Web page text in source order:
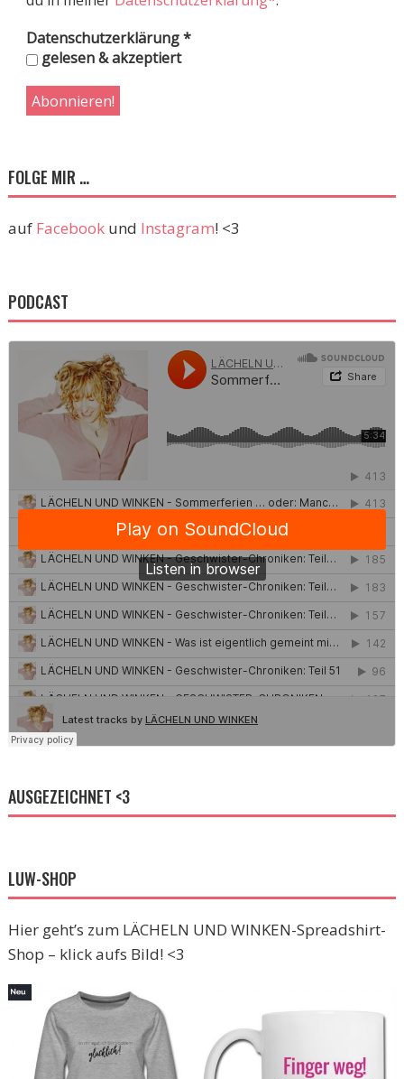
Datenschutzerklärung*
gelesen & akzeptiert
FOLGE MIR …
auf Facebookund Instagram! <3
PODCAST
AUSGEZEICHNET <3
LUW-SHOP
Hier geht’s zum LÄCHELN UND WINKEN-Spreadshirt-
Shop – klick aufs Bild! <3